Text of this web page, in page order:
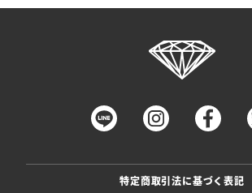
特定商取引法に基づく表記